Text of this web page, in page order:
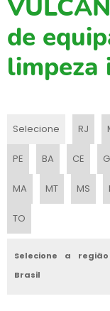
MAQUINA DE LIMPEZA
MAQUINA DE VARRER
MAQUINA DE VARRER
MAQUINA PARA LAVAR
MAQUINA PARA LAVAR
MAQUINAS
PEÇAS PARA MAQUINA
PREÇO MAQUINA PARA
de
limpeza
Selecione RJ
PE BA CE
MA MT MS
TO
Selecione a
Brasil